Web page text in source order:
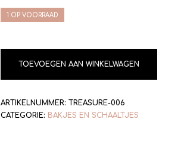
1 OP VOORRAAD
TOEVOEGEN AAN WINKELWAGEN
ARTIKELNUMMER: TREASURE-006
CATEGORIE: BAKJES EN SCHAALTJES